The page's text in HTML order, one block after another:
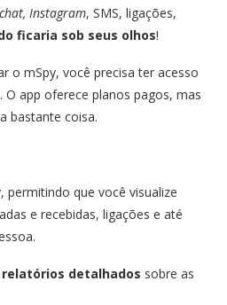
Instagram, SMS, ligações,
ficaria sob seus olhos!
o mSpy, você precisa ter acesso
O app oferece planos pagos, mas
bastante coisa.
permitindo que você visualize
e recebidas, ligações e até
relatórios detalhados sobre as